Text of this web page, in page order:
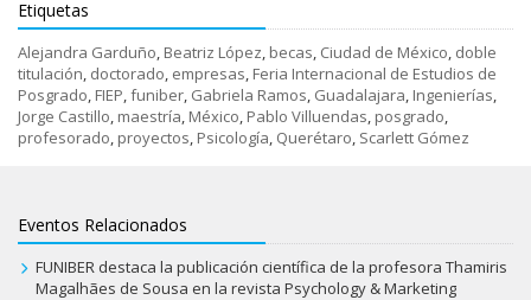
Etiquetas
Alejandra Garduño, Beatriz López, becas, Ciudad de México, doble
titulación, doctorado, empresas, Feria Internacional de Estudios de
Posgrado, FIEP,funiber, Gabriela Ramos, Guadalajara, Ingenierías,
Jorge Castillo, maestría, México, Pablo Villuendas, posgrado,
profesorado, proyectos, Psicología, Querétaro, Scarlett Gómez
Eventos Relacionados
FUNIBER destaca la publicación científica de la profesora Thamiris
Magalhães de Sousa en la revista Psychology & Marketing